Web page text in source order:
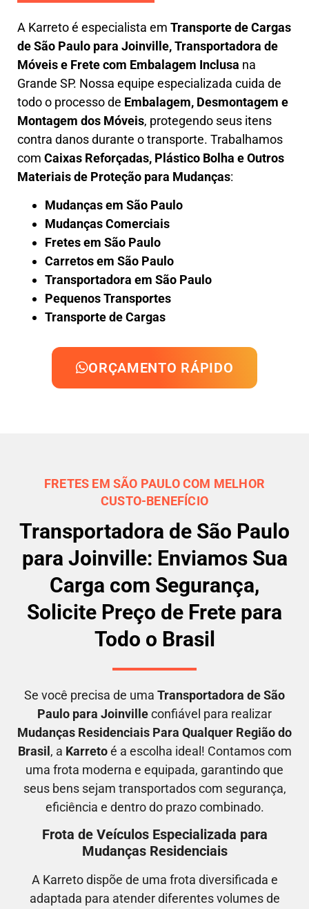
A Karretoé especialista em Transporte de Cargas
de São Paulo para Joinville,Transportadora de
Móveis e Frete com Embalagem Inclusa na
Grande SP. Nossa equipe especializada cuida de
todo o processo de Embalagem, Desmontagem e
Montagem dos Móveis, protegendo seus itens
contra danos durante o transporte. Trabalhamos
com Caixas Reforçadas, Plástico Bolha e Outros
Materiais de Proteção para Mudanças:
Mudanças em São Paulo
Mudanças Comerciais
Fretes em São Paulo
Carretos em São Paulo
Transportadora em São Paulo
Pequenos Transportes
Transporte de Cargas
ORÇAMENTO RÁPIDO
FRETES EM SÃO PAULO COM MELHOR
CUSTO-BENEFÍCIO
Transportadora de São Paulo
para Joinville: Enviamos Sua
Carga com Segurança,
Solicite Preço de Frete para
Todo o Brasil
Se você precisa de uma Transportadora de São
Paulo para Joinvilleconfiável para realizar
Mudanças Residenciais Para Qualquer Região do
Brasil , a Karretoé a escolha ideal! Contamos com
uma frota moderna e equipada, garantindo que
seus bens sejam transportados com segurança,
eficiência e dentro do prazo combinado.
Frota de Veículos Especializada para
Mudanças Residenciais
A Karreto dispõe de uma frota diversificada e
adaptada para atender diferentes volumes de